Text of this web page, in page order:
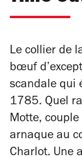
Le collier de
bœuf
scandale qui
1785. Quel
Motte,
arnaque au
Charlot. Une